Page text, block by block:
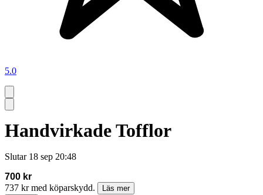
5.0
Handvirkade Tofflor
Slutar 18 sep 20:48
700 kr
737 kr med köparskydd.
Läs mer